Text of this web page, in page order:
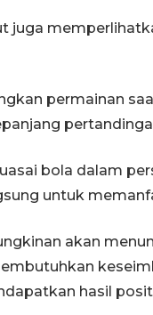
juga
permainan
bola dalam
untuk
akan
hasil